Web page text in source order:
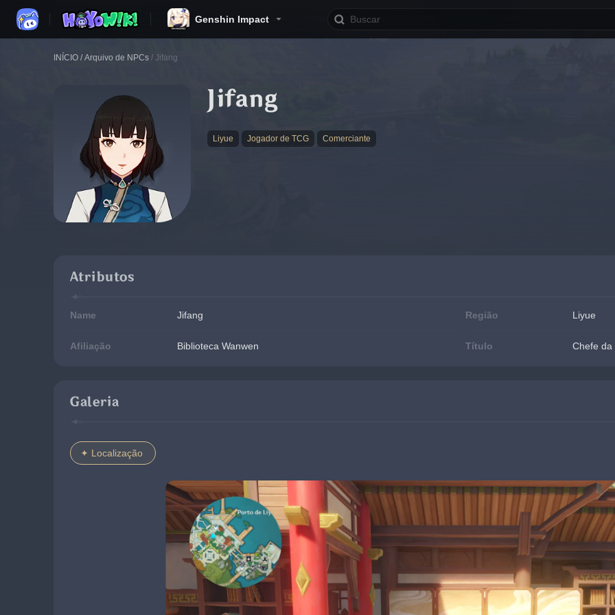
Genshin Impact
INÍCIO / Arquivo de NPCs / Jifang
Jifang
Liyue Jogador de TCG Comerciante
Atributos
Name Jifang Região Liyue
Afiliação Biblioteca Wanwen Título Chefe da
Galeria
Localização